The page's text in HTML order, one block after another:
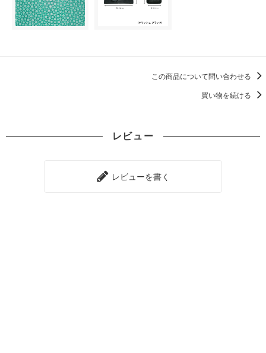
この商品について問い合わせる
買い物を続ける
レビュー
レビューを書く